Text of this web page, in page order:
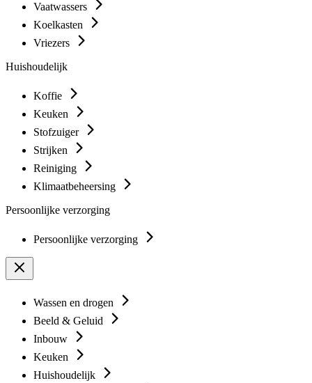
Vaatwassers
Koelkasten
Vriezers
Huishoudelijk
Koffie
Keuken
Stofzuiger
Strijken
Reiniging
Klimaatbeheersing
Persoonlijke verzorging
Persoonlijke verzorging
Wassen en drogen
Beeld & Geluid
Inbouw
Keuken
Huishoudelijk